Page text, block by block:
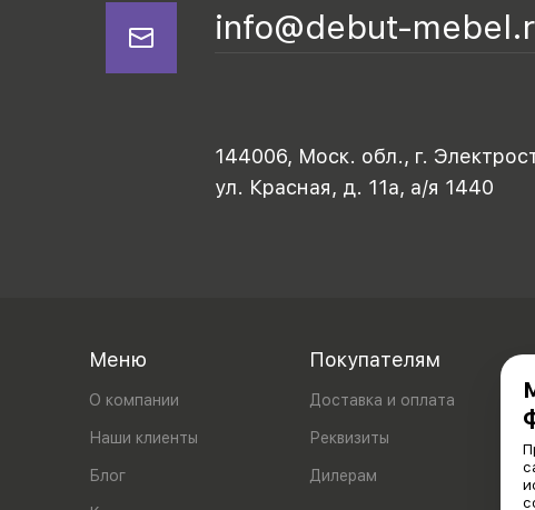
info@debut-
144006, Моск. обл., г.
ул. Красная, д. 11а, а/я 1440
Меню
О компании
Наши клиенты
Блог
Покупателям
Доставка и оплата
Реквизиты
Дилерам